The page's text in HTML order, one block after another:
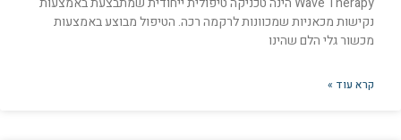
נקישות מכאניות שמכוונות לרקמה רכה. הטיפול מבוצע באמצעות
מכשור גלי הלם שהינו
קרא עוד »